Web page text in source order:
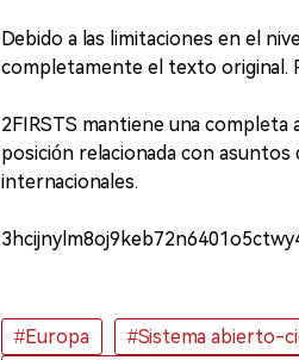
Debido a las limitaciones en el
completamente el texto original.
2FIRSTS mantiene una
posición relacionada con
internacionales.
#Europa #Sistema abierto-